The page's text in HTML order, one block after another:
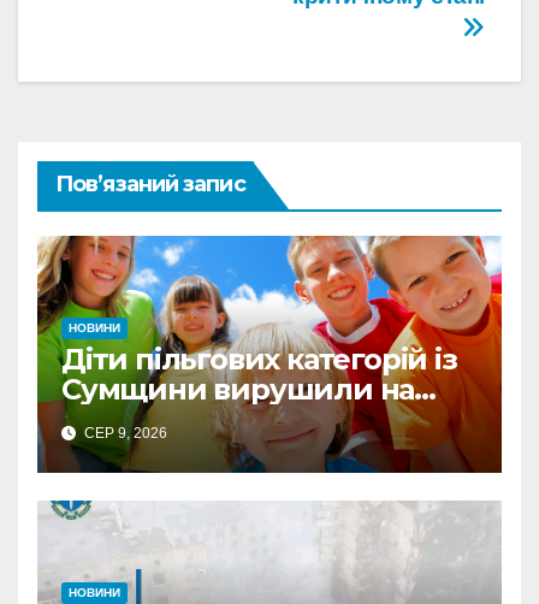
Пов’язаний запис
НОВИНИ
Діти пільгових категорій із
Сумщини вирушили на
оздоровлення до Польщі
СЕР 9, 2026
НОВИНИ